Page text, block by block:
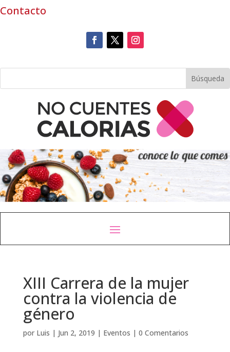
Contacto
XIII Carrera de la mujer
contra la violencia de
género
por Luis | Jun 2, 2019 | Eventos | 0 Comentarios